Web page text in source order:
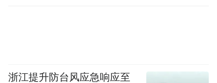
浙江提升防台风应急响应至